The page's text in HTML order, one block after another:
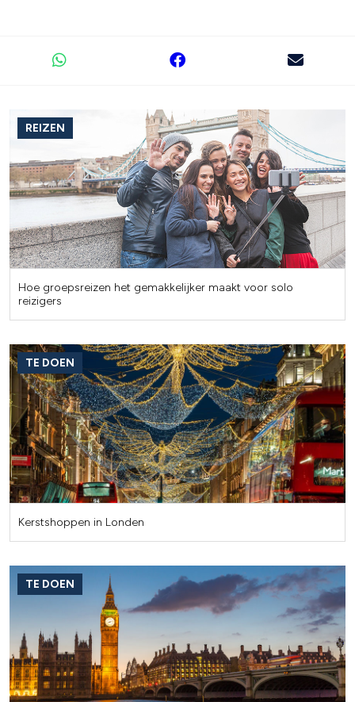
REIZEN
Hoe groepsreizen het gemakkelijker maakt voor solo
reizigers
TE DOEN
Kerstshoppen in Londen
TE DOEN